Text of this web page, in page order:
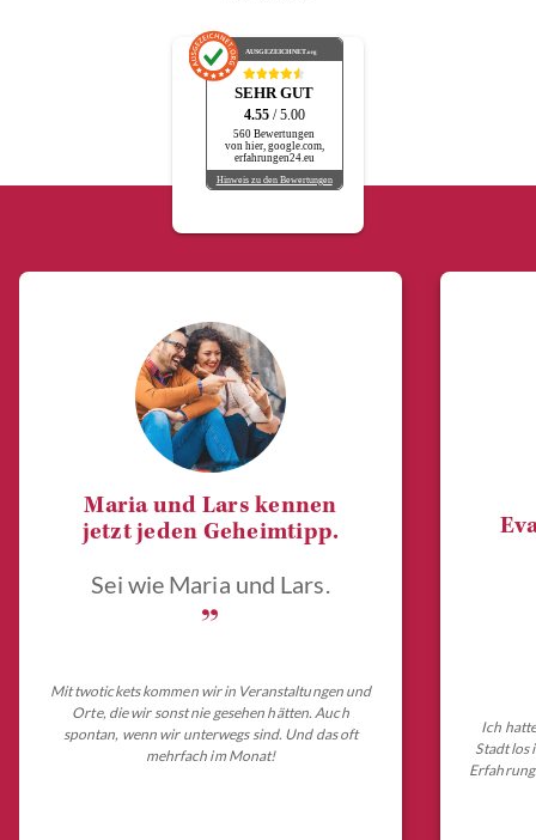
AUSGEZEICHNET.org
SEHR GUT
4.55 / 5.00
560 Bewertungen
von hier, google.com,
erfahrungen24.eu
Hinweis zu den Bewertungen
Maria und Lars kennen
jetzt jeden Geheimtipp.
Sei wie Maria und Lars.
„
Mit twotickets kommen wir in Veranstaltungen und
Orte, die wir sonst nie gesehen hätten. Auch
spontan, wenn wir unterwegs sind. Und das oft
mehrfach im Monat!
Ich
Stadt los